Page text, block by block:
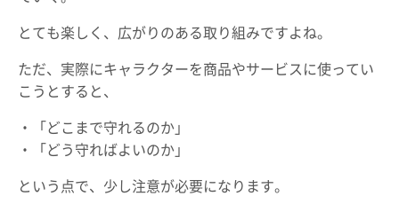
とても楽しく、広がりのある取り組みですよね。
ただ、実際にキャラクターを商品やサービスに使ってい
こうとすると、
・「どこまで守れるのか」
・「どう守ればよいのか」
という点で、少し注意が必要になります。